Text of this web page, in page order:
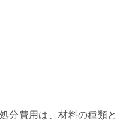
分費用は、材料の種類と